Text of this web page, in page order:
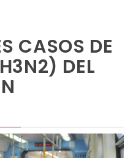
CASOS DE
DEL